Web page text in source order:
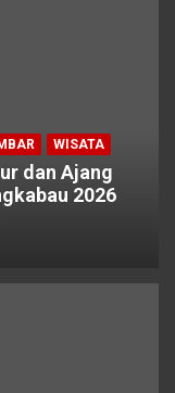
WISATA
dan Ajang
2026